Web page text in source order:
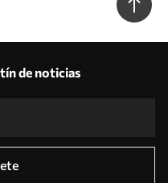
de noticias